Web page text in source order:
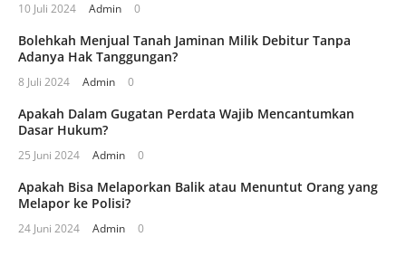
10 Juli 2024 Admin 0
Bolehkah Menjual Tanah Jaminan Milik Debitur Tanpa
Adanya Hak Tanggungan?
8 Juli 2024 Admin 0
Apakah Dalam Gugatan Perdata Wajib Mencantumkan
Dasar Hukum?
25 Juni 2024 Admin 0
Apakah Bisa Melaporkan Balik atau Menuntut Orang yang
Melapor ke Polisi?
24 Juni 2024 Admin 0